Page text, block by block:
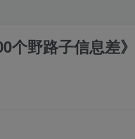
个野路子信息差